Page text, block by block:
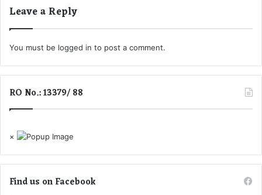
Leave a Reply
You must be logged in to post a comment.
RO No.: 13379/ 88
×
Find us on Facebook